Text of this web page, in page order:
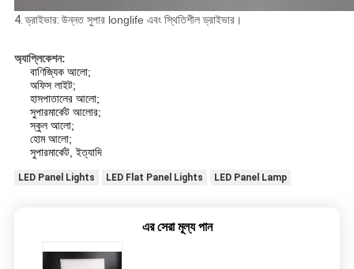
4. ড্রাইভার: উন্নত সুপার longlife এবং স্থিতিশীল ড্রাইভার।
অ্যাপ্লিকেশন:
বাণিজ্যিক আলো;
অফিস লাইট;
হাসপাতালের আলো;
সুপারমার্কেট আলোর;
স্কুল আলো;
হোম আলো;
সুপারমার্কেট, ইত্যাদি
LED Panel Lights LED Flat Panel Lights LED Panel Lamp
এর সেরা মূল্য পান